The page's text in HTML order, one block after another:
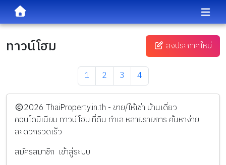
ทาวน์โฮม ลงประกาศใหม่
1 2 3 4
️2026 ThaiProperty.in.th - ขาย/ให้เช่า บ้านเดี่ยว
คอนโดมิเนียม ทาวน์โฮม ที่ดิน ทำเล หลายรายการ ค้นหาง่าย
สะดวกรวดเร็ว
สมัครสมาชิก เข้าสู่ระบบ